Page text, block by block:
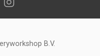
B.V.